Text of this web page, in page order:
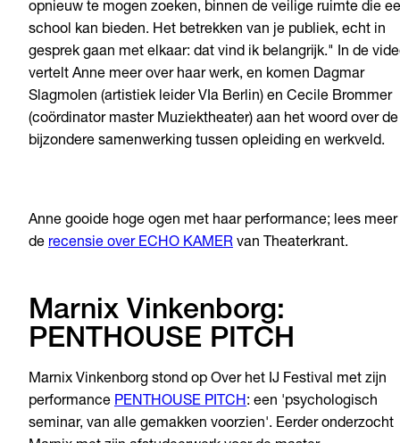
opnieuw te mogen zoeken, binnen de veilige ruimte die
school kan bieden. Het betrekken van je publiek, echt in
gesprek gaan met elkaar: dat vind ik belangrijk." In de
vertelt Anne meer over haar werk, en komen Dagmar
Slagmolen (artistiek leider VIa Berlin) en Cecile Brommer
(coördinator master Muziektheater) aan het woord over de
bijzondere samenwerking tussen opleiding en werkveld.
Anne gooide hoge ogen met haar performance; lees meer
de recensie over ECHO KAMER van Theaterkrant.
Marnix Vinkenborg:
PENTHOUSE PITCH
Marnix Vinkenborg stond op Over het IJ Festival met zijn
performance PENTHOUSE PITCH: een 'psychologisch
seminar, van alle gemakken voorzien'. Eerder onderzocht